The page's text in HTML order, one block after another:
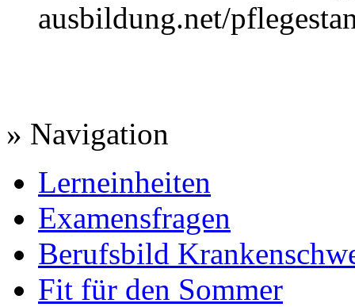
ausbildung.net/
» Navigation
Lerneinheiten
Examensfragen
Berufsbild
Fit für den Sommer